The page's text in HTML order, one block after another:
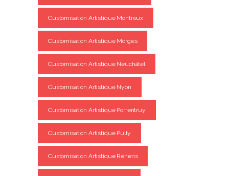
Customisation Artistique Montreux
Customisation Artistique Morges
Customisation Artistique Neuchâtel
Customisation Artistique Nyon
Customisation Artistique Porrentruy
Customisation Artistique Pully
Customisation Artistique Renens